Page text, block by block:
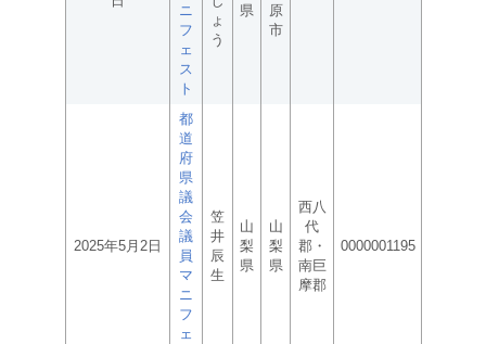
ニ
フ
ェ
ス
ト
ょ
う
県
原
市
2025年5月2日
都
道
府
県
議
会
議
員
マ
ニ
フ
ェ
笠
井
辰
生
山
梨
県
山
梨
県
西八
代
郡・
南巨
摩郡
0000001195